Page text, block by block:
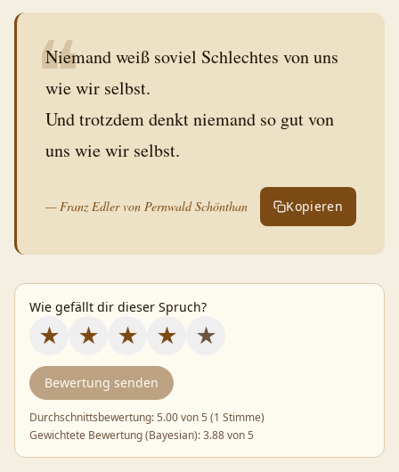
❝
Niemand weiß soviel Schlechtes von uns
wie wir selbst.
Und trotzdem denkt niemand so gut von
uns wie wir selbst.
—Franz Edler von Pernwald Schönthan Kopieren
Wie gefällt dir dieser Spruch?
★ ★ ★ ★ ★
Bewertung senden
Durchschnittsbewertung:5.00von 5 (1 Stimme)
Gewichtete Bewertung (Bayesian):3.88von 5